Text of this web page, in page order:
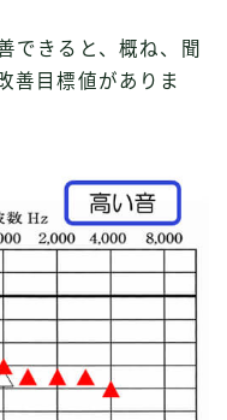
できると、概ね、聞
善目標値がありま